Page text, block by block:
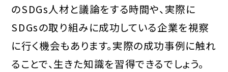
のSDGs人材と議論をする時間や、実際に
SDGsの取り組みに成功している企業を視察
に行く機会もあります。実際の成功事例に触れ
ることで、生きた知識を習得できるでしょう。